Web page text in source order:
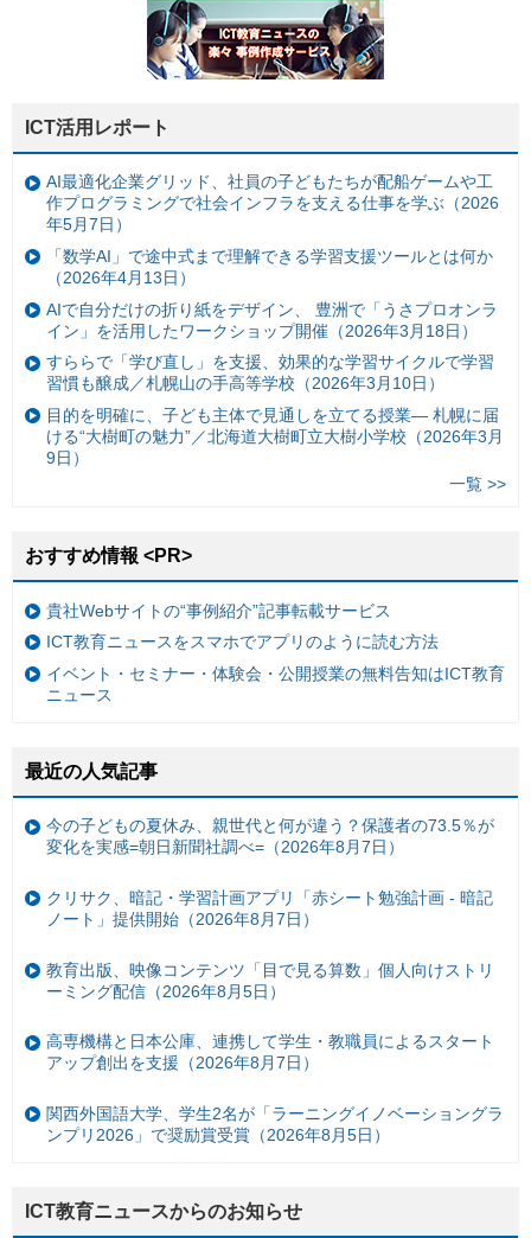
ICT活用レポート
AI最適化企業グリッド、社員の子どもたちが配船ゲームや工
作プログラミングで社会インフラを支える仕事を学ぶ（2026
年5月7日）
「数学AI」で途中式まで理解できる学習支援ツールとは何か
（2026年4月13日）
AIで自分だけの折り紙をデザイン、 豊洲で「うさプロオンラ
イン」を活用したワークショップ開催（2026年3月18日）
すららで「学び直し」を支援、効果的な学習サイクルで学習
習慣も醸成／札幌山の手高等学校（2026年3月10日）
目的を明確に、子ども主体で見通しを立てる授業— 札幌に届
ける“大樹町の魅力”／北海道大樹町立大樹小学校（2026年3月
9日）
一覧 >>
おすすめ情報 <PR>
貴社Webサイトの“事例紹介”記事転載サービス
ICT教育ニュースをスマホでアプリのように読む方法
イベント・セミナー・体験会・公開授業の無料告知はICT教育
ニュース
最近の人気記事
今の子どもの夏休み、親世代と何が違う？保護者の73.5％が
変化を実感=朝日新聞社調べ=（2026年8月7日）
クリサク、暗記・学習計画アプリ「赤シート勉強計画 - 暗記
ノート」提供開始（2026年8月7日）
教育出版、映像コンテンツ「目で見る算数」個人向けストリ
ーミング配信（2026年8月5日）
高専機構と日本公庫、連携して学生・教職員によるスタート
アップ創出を支援（2026年8月7日）
関西外国語大学、学生2名が「ラーニングイノベーショングラ
ンプリ2026」で奨励賞受賞（2026年8月5日）
ICT教育ニュースからのお知らせ